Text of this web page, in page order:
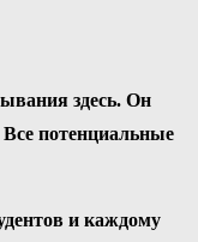
здесь. Он
потенциальные
и каждому